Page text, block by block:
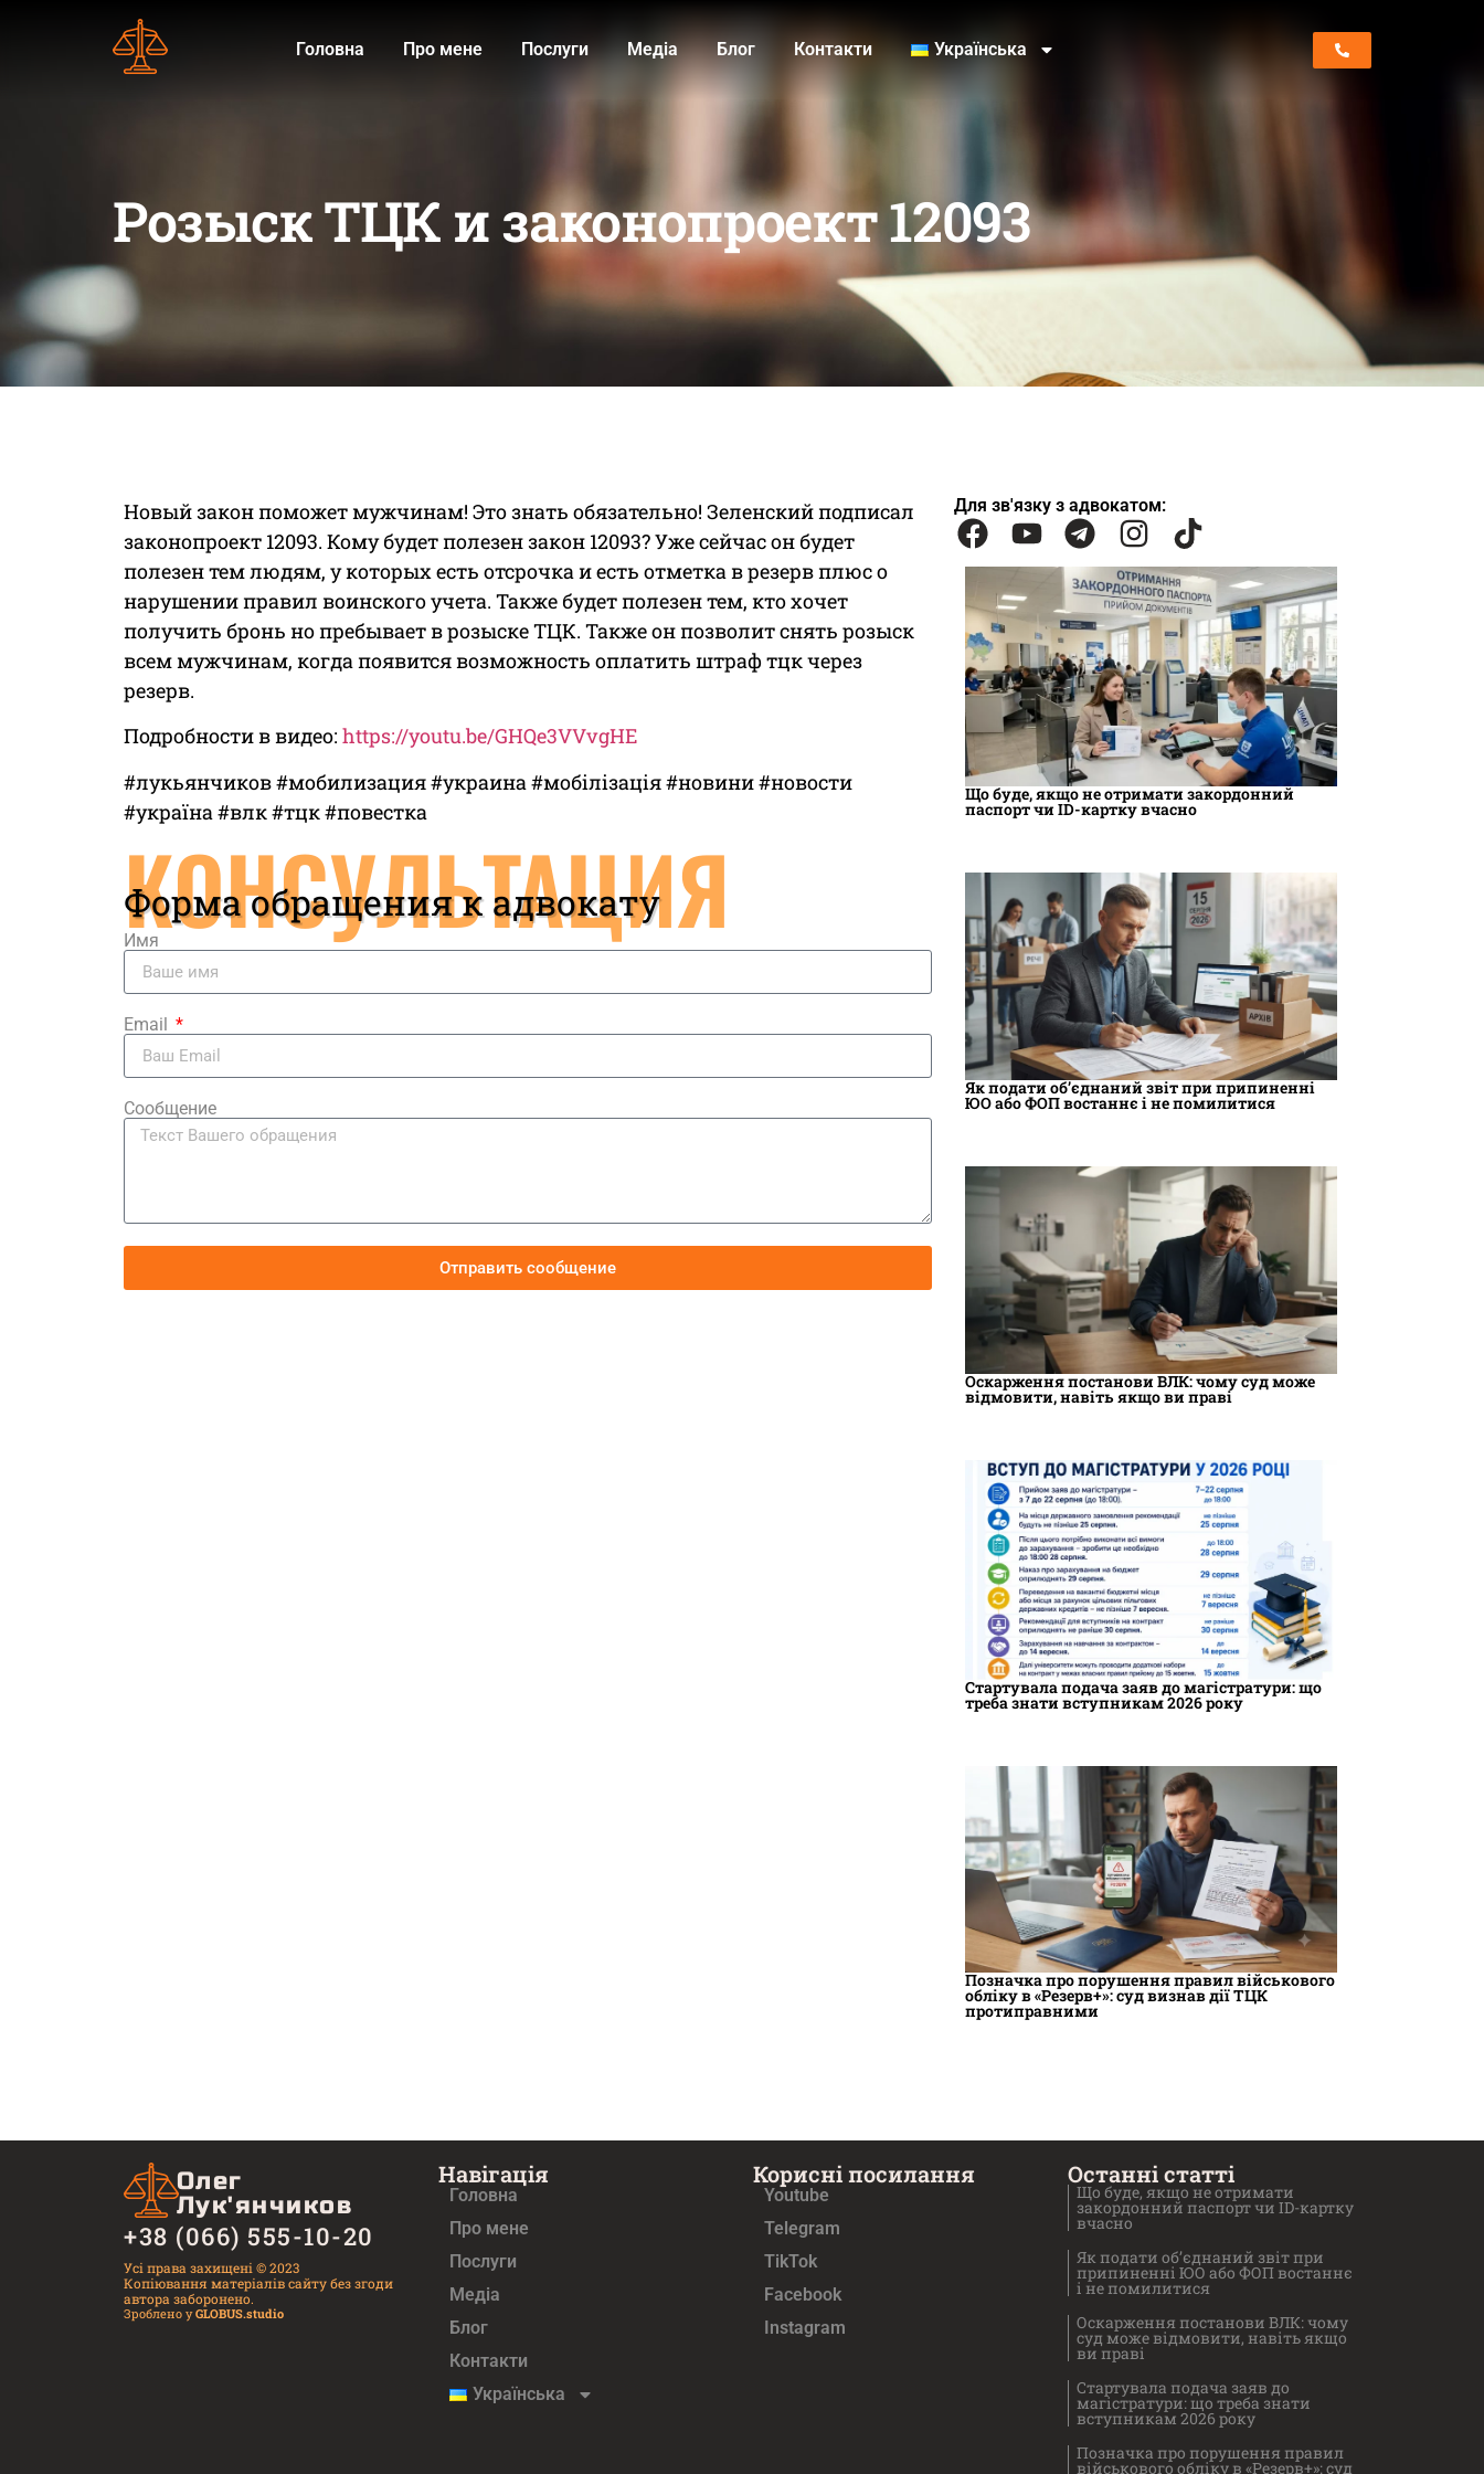
Головна Про мене Послуги Медiа Блог Контакти Українська
Розыск ТЦК и законопроект 12093
Новый закон поможет мужчинам! Это знать обязательно! Зеленский подписал
законопроект 12093. Кому будет полезен закон 12093? Уже сейчас он будет
полезен тем людям, у которых есть отсрочка и есть отметка в резерв плюс о
нарушении правил воинского учета. Также будет полезен тем, кто хочет
получить бронь но пребывает в розыске ТЦК. Также он позволит снять розыск
всем мужчинам, когда появится возможность оплатить штраф тцк через
резерв.
Подробности в видео: https://youtu.be/GHQe3VVvgHE
#лукьянчиков #мобилизация #украина #мобілізація #новини #новости
#україна #влк #тцк #повестка
КОНСУЛЬТАЦИЯ
Форма обращения к адвокату
Имя
Email
Сообщение
Отправить сообщение
Для зв'язку з адвокатом:
Що буде, якщо не отримати закордонний
паспорт чи ID-картку вчасно
Як подати об’єднаний звіт при припиненні
ЮО або ФОП востаннє і не помилитися
Оскарження постанови ВЛК: чому суд може
відмовити, навіть якщо ви праві
Стартувала подача заяв до магістратури: що
треба знати вступникам 2026 року
Позначка про порушення правил військового
обліку в «Резерв+»: суд визнав дії ТЦК
протиправними
Олег
Лук'янчиков
+38 (066) 555-10-20
Усі права захищені © 2023
Копіювання матеріалів сайту без згоди
автора заборонено.
Зроблено уGLOBUS.studio
Навігація
Головна
Про мене
Послуги
Медiа
Блог
Контакти
Українська
Корисні посилання
Youtube
Telegram
TikTok
Facebook
Instagram
Останні статті
Що буде, якщо не отримати
закордонний паспорт чи ID-картку
вчасно
Як подати об’єднаний звіт при
припиненні ЮО або ФОП востаннє
і не помилитися
Оскарження постанови ВЛК: чому
суд може відмовити, навіть якщо
ви праві
Стартувала подача заяв до
магістратури: що треба знати
вступникам 2026 року
Позначка про порушення правил
військового обліку в «Резерв+»: суд